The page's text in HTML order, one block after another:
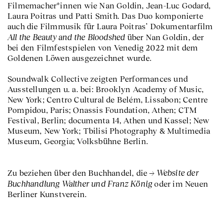
Filmemacher*innen wie Nan Goldin, Jean-Luc Godard,
Laura Poitras und Patti Smith. Das Duo komponierte
auch die Filmmusik für Laura Poitras’ Dokumentarfilm
All the Beauty and the Bloodshed über Nan Goldin, der
bei den Filmfestspielen von Venedig 2022 mit dem
Goldenen Löwen ausgezeichnet wurde.
Soundwalk Collective zeigten Performances und
Ausstellungen u. a. bei: Brooklyn Academy of Music,
New York; Centro Cultural de Belém, Lissabon; Centre
Pompidou, Paris; Onassis Foundation, Athen; CTM
Festival, Berlin; documenta 14, Athen und Kassel; New
Museum, New York; Tbilisi Photography & Multimedia
Museum, Georgia; Volksbühne Berlin.
Zu beziehen über den Buchhandel, die
Website der
Buchhandlung Walther und Franz Königoder im Neuen
Berliner Kunstverein.